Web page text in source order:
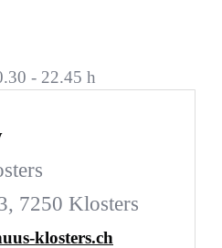
- 22.45 h
7250 Klosters
klosters.ch